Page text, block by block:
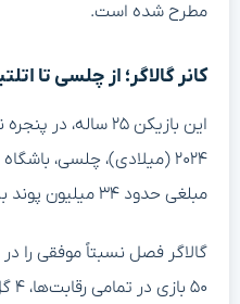
مطرح شده است.
کانر گالاگر؛ از چلسی تا
این بازیکن ۲۵
۲۰۲۴ (میلادی)، چلسی،
مبلغی حدود ۳۴ میلیون پوند به اتلتیکو مادرید پیوست.
گالاگر فصل نسبتاً موفقی را